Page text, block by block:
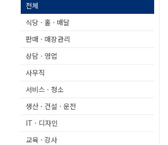
전체
식당 · 홀 · 배달
판매 · 매장관리
상담 · 영업
사무직
서비스 · 청소
생산 · 건설 · 운전
IT · 디자인
교육 · 강사